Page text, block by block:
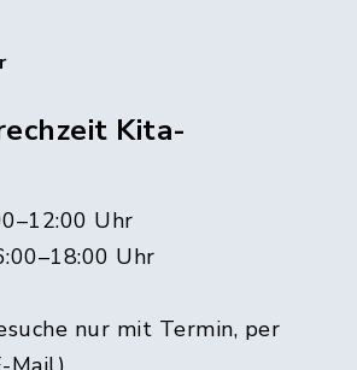
Kita-
Uhr
Uhr
nur mit Termin, per